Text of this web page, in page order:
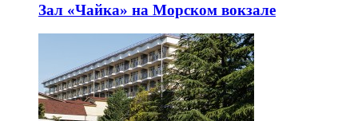
Зал «Чайка» на Морском вокзале